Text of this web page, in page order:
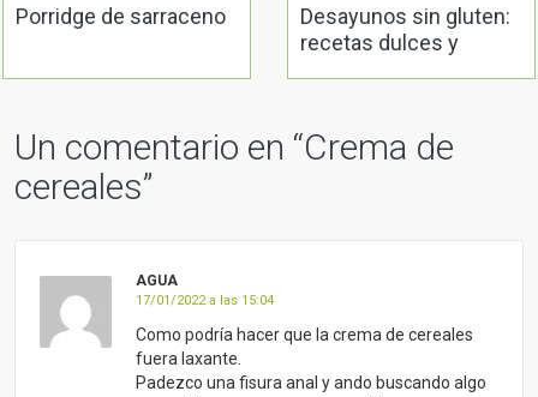
Porridge de sarraceno
Desayunos sin gluten:
recetas dulces y
Un comentario en “Crema de
cereales”
AGUA
17/01/2022 a las 15:04
Como podría hacer que la crema de cereales
fuera laxante.
Padezco una fisura anal y ando buscando algo